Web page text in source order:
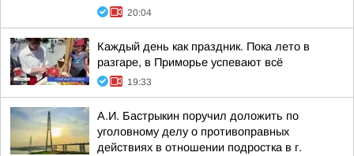
20:04
Каждый день как праздник. Пока лето в
разгаре, в Приморье успевают всё
19:33
А.И. Бастрыкин поручил доложить по
уголовному делу о противоправных
действиях в отношении подростка в г.